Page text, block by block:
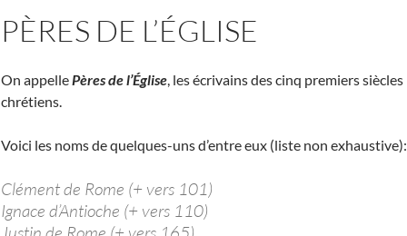
PÈRES DE L’ÉGLISE
On appellePères de l’Église, les écrivains des cinq premiers siècles
chrétiens.
Voici les noms de quelques-uns d’entre eux (liste non exhaustive):
Clément de Rome (+ vers 101)
Ignace d’Antioche (+ vers 110)